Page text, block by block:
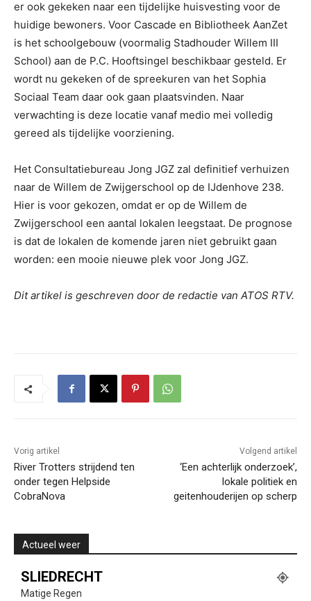
er ook gekeken naar een tijdelijke huisvesting voor de
huidige bewoners. Voor Cascade en Bibliotheek AanZet
is het schoolgebouw (voormalig Stadhouder Willem III
School) aan de P.C. Hooftsingel beschikbaar gesteld. Er
wordt nu gekeken of de spreekuren van het Sophia
Sociaal Team daar ook gaan plaatsvinden. Naar
verwachting is deze locatie vanaf medio mei volledig
gereed als tijdelijke voorziening.
Het Consultatiebureau Jong JGZ zal definitief verhuizen
naar de Willem de Zwijgerschool op de IJdenhove 238.
Hier is voor gekozen, omdat er op de Willem de
Zwijgerschool een aantal lokalen leegstaat. De prognose
is dat de lokalen de komende jaren niet gebruikt gaan
worden: een mooie nieuwe plek voor Jong JGZ.
Dit artikel is geschreven door de redactie van ATOS RTV.
Vorig artikel
River Trotters strijdend ten
onder tegen Helpside
CobraNova
Volgend artikel
‘Een achterlijk onderzoek’,
lokale politiek en
geitenhouderijen op scherp
Actueel weer
SLIEDRECHT
Matige Regen